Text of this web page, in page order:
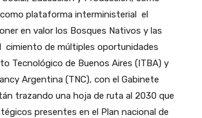
plataforma interministerial el
en valor los Bosques Nativos y las
cimiento de múltiples oportunidades
Tecnológico de Buenos Aires (ITBA) y
Argentina (TNC), con el Gabinete
trazando una hoja de ruta al 2030 que
presentes en el Plan nacional de